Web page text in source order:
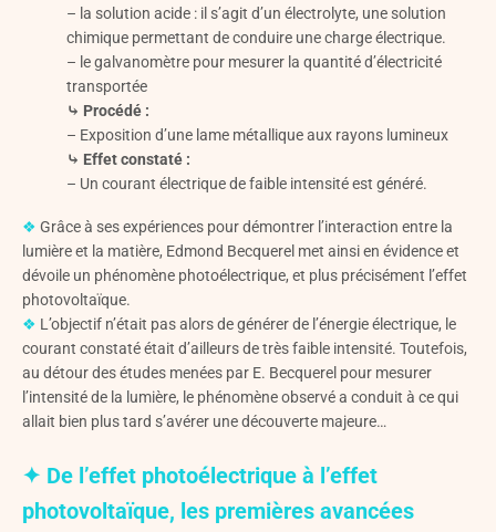
– la solution acide : il s’agit d’un électrolyte, une solution
chimique permettant de conduire une charge électrique.
– le galvanomètre pour mesurer la quantité d’électricité
transportée
⤷ Procédé :
– Exposition d’une lame métallique aux rayons lumineux
⤷ Effet constaté :
– Un courant électrique de faible intensité est généré.
❖ Grâce à ses expériences pour démontrer l’interaction entre la
lumière et la matière, Edmond Becquerel met ainsi en évidence et
dévoile un phénomène photoélectrique, et plus précisément l’effet
photovoltaïque.
❖ L’objectif n’était pas alors de générer de l’énergie électrique, le
courant constaté était d’ailleurs de très faible intensité. Toutefois,
au détour des études menées par E. Becquerel pour mesurer
l’intensité de la lumière, le phénomène observé a conduit à ce qui
allait bien plus tard s’avérer une découverte majeure…
✦ De l’effet photoélectrique à l’effet
photovoltaïque, les premières avancées